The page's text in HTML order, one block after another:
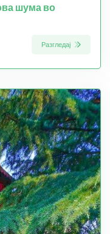
шума во
Разгледај